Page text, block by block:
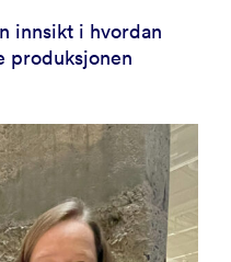
innsikt i hvordan
produksjonen